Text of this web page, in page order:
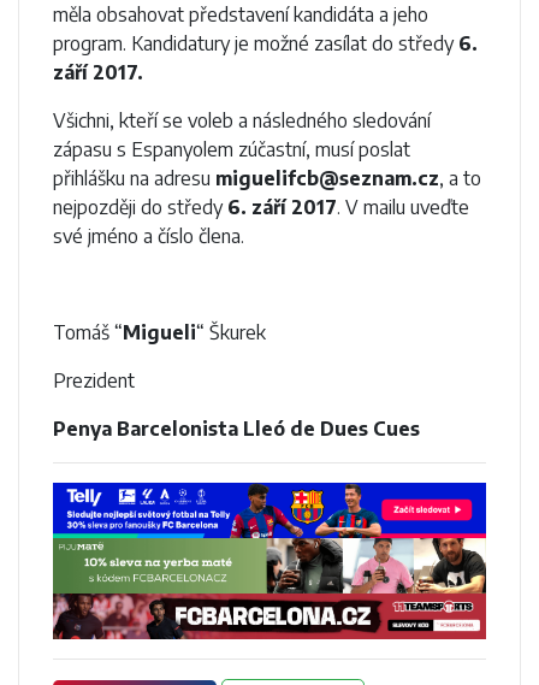
měla obsahovat představení kandidáta a jeho
program. Kandidatury je možné zasílat do středy 6.
září 2017.
Všichni, kteří se voleb a následného sledování
zápasu s Espanyolem zúčastní, musí poslat
přihlášku na adresu miguelifcb@seznam.cz, a to
nejpozději do středy 6. září 2017. V mailu uveďte
své jméno a číslo člena.
Tomáš “Migueli“ Škurek
Prezident
Penya Barcelonista Lleó de Dues Cues